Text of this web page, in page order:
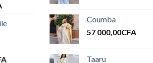
Coumba
57 000,00CFA
Taaru